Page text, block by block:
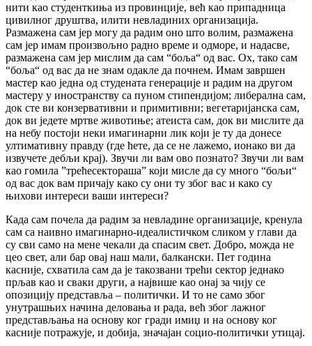
нити као студенткиња из провинције, већ као припадница
цивилног друштва, илити невладиних организација.
Размажена сам јер могу да радим оно што волим, размажена
сам јер имам произвољно радно време и одморе, и надасве,
размажена сам јер мислим да сам “боља“ од вас. Ох, тако сам
“боља“ од вас да не знам одакле да почнем. Имам завршен
мастер као једна од студената генерације и радим на другом
мастеру у иностранству са пуном стипендијом; либерална сам,
док сте ви конзервативни и примитивни; вегетаријанска сам,
док ви једете мртве животиње; атеиста сам, док ви мислите да
на небу постоји неки имагинарни лик који је ту да донесе
ултимативну правду (где ћете, да се не лажемо, ионако ви да
извучете дебљи крај). Звучи ли вам ово познато? Звучи ли вам
као гомила ”трећесектораша” који мисле да су много “бољи“
од вас док вам причају како су они ту због вас и како су
њихови интереси ваши интереси?
Када сам почела да радим за невладине организације, кренула
сам са наивно имагинарно-идеалистичком сликом у глави да
су сви само на мене чекали да спасим свет. Добро, можда не
цео свет, али бар овај наш мали, балкански. Пет година
касније, схватила сам да је такозвани трећи сектор једнако
прљав као и сваки други, а највише као онај за чију се
опозицију представља – политички. И то не само због
унутрашњих начина деловања и рада, већ због лажног
представљања на основу ког гради имиџ и на основу ког
касније потражује, и добија, значајан социо-политички утицај.